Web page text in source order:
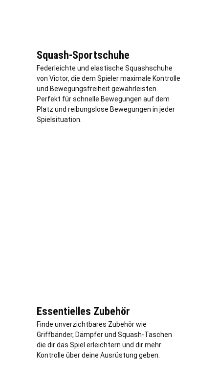
Squash-Sportschuhe
Federleichte und elastische Squashschuhe
von Victor, die dem Spieler maximale Kontrolle
und Bewegungsfreiheit gewährleisten.
Perfekt für schnelle Bewegungen auf dem
Platz und reibungslose Bewegungen in jeder
Spielsituation.
Essentielles Zubehör
Finde unverzichtbares Zubehör wie
Griffbänder, Dämpfer und Squash-Taschen
die dir das Spiel erleichtern und dir mehr
Kontrolle über deine Ausrüstung geben.